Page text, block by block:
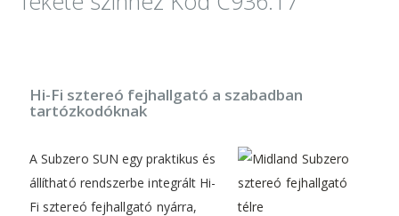
Hi-Fi sztereó fejhallgató a szabadban
tartózkodóknak
A Subzero SUN egy praktikus és
állítható rendszerbe integrált Hi-
Fi sztereó fejhallgató nyárra,